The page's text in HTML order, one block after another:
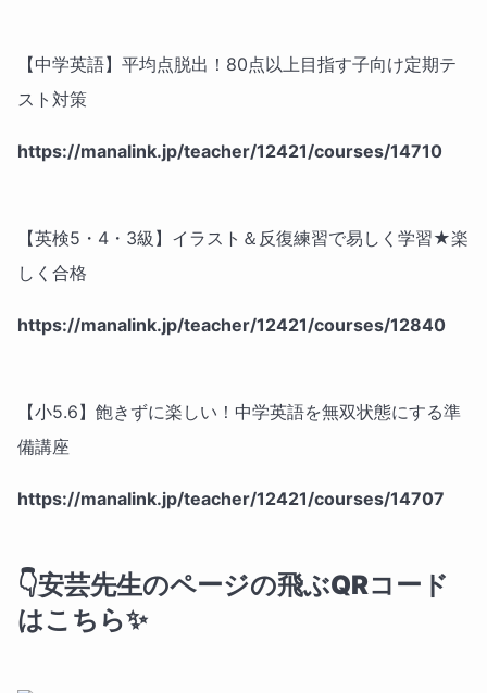
【中学英語】平均点脱出！80点以上目指す子向け定期テ
スト対策
https://manalink.jp/teacher/12421/courses/14710
【英検5・4・3級】イラスト＆反復練習で易しく学習★楽
しく合格
https://manalink.jp/teacher/12421/courses/12840
【小5.6】飽きずに楽しい！中学英語を無双状態にする準
備講座
https://manalink.jp/teacher/12421/courses/14707
👇安芸先生のページの飛ぶQRコード
はこちら✨